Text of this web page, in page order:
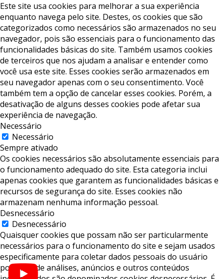
Este site usa cookies para melhorar a sua experiência
enquanto navega pelo site. Destes, os cookies que são
categorizados como necessários são armazenados no seu
navegador, pois são essenciais para o funcionamento das
funcionalidades básicas do site. Também usamos cookies
de terceiros que nos ajudam a analisar e entender como
você usa este site. Esses cookies serão armazenados em
seu navegador apenas com o seu consentimento. Você
também tem a opção de cancelar esses cookies. Porém, a
desativação de alguns desses cookies pode afetar sua
experiência de navegação.
Necessário
Necessário
Sempre ativado
Os cookies necessários são absolutamente essenciais para
o funcionamento adequado do site. Esta categoria inclui
apenas cookies que garantem as funcionalidades básicas e
recursos de segurança do site. Esses cookies não
armazenam nenhuma informação pessoal.
Desnecessário
Desnecessário
Quaisquer cookies que possam não ser particularmente
necessários para o funcionamento do site e sejam usados ​​
especificamente para coletar dados pessoais do usuário
por meio de análises, anúncios e outros conteúdos